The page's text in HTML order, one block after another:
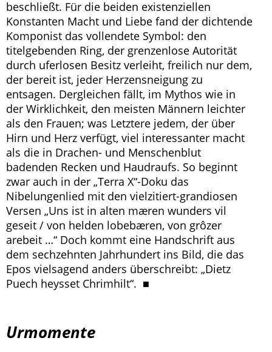
beschließt. Für die beiden existenziellen
Konstanten Macht und Liebe fand der dichtende
Komponist das vollendete Symbol: den
titelgebenden Ring, der grenzenlose Autorität
durch uferlosen Besitz verleiht, freilich nur dem,
der bereit ist, jeder Herzensneigung zu
entsagen. Dergleichen fällt, im Mythos wie in
der Wirklichkeit, den meisten Männern leichter
als den Frauen; was Letztere jedem, der über
Hirn und Herz verfügt, viel interessanter macht
als die in Drachen- und Menschenblut
badenden Recken und Haudraufs. So beginnt
zwar auch in der „Terra X“-Doku das
Nibelungenlied mit den vielzitiert-grandiosen
Versen „Uns ist in alten mæren wunders vil
geseit / von helden lobebæren, von grôzer
arebeit …“ Doch kommt eine Handschrift aus
dem sechzehnten Jahrhundert ins Bild, die das
Epos vielsagend anders überschreibt: „Dietz
Puech heysset Chrimhilt“. ■
Urmomente